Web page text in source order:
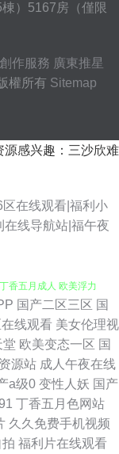
）5167房（僅限
作服務 廣東推星
權所有 Sitemap
源感兴趣：三沙欣难
在线观看|福利小
在线导航站|福午夜
91 日韩无码观 色中
香五月成人 欧美浮力
一二三 五月天青青草
品爱爱 三级论理另类
国产二区三区 国
线观看 美女伦理视
堂 欧美变态一区 国
源站 成人午夜在线
a级0 变性人妖 国产
丁香五月色网站
久久免费手机视频
福利片在线观看